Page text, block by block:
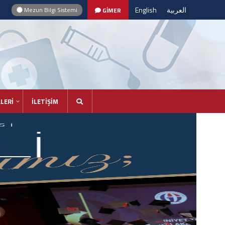
Mezun Bilgi Sistemi GİMER English العربية
İLETİŞİM